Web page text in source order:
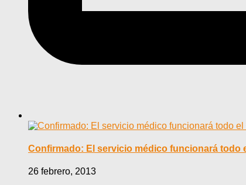
Confirmado: El servicio médico funcionará todo
26 febrero, 2013